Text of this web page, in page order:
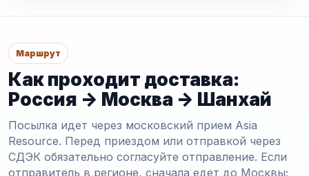
Маршрут
Как проходит доставка:
Россия -> Москва -> Шанхай
Посылка идет через московский прием Asia
Resource. Перед приездом или отправкой через
СДЭК обязательно согласуйте отправление. Если
отправитель в регионе, сначала едет до Москвы;